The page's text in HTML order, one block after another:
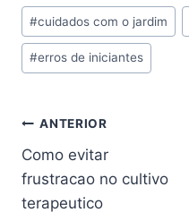
Tags
do
Post:
#cuidados com o jardim
#erros de iniciantes
Navegação
de
Post
ANTERIOR
Como evitar
frustracao no cultivo
terapeutico